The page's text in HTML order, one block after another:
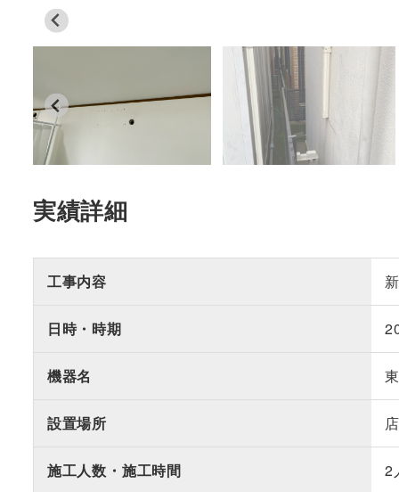
実績詳細
工事内容
日時・時期
機器名
設置場所
施工人数・施工時間 2